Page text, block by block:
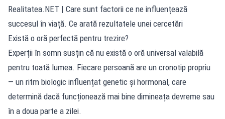
Realitatea.NET | Care sunt factorii ce ne influențează
succesul în viață. Ce arată rezultatele unei cercetări
Există o oră perfectă pentru trezire?
Experții în somn susțin că nu există o oră universal valabilă
pentru toată lumea. Fiecare persoană are un cronotip propriu
— un ritm biologic influențat genetic și hormonal, care
determină dacă funcționează mai bine dimineața devreme sau
în a doua parte a zilei.